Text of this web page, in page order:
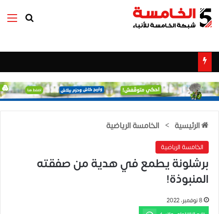
بحث عن
الرئيسية > الخامسة الرياضية
الخامسة الرياضية
برشلونة يطمع في هدية من صفقته
المنبوذة!
8 نوفمبر، 2022